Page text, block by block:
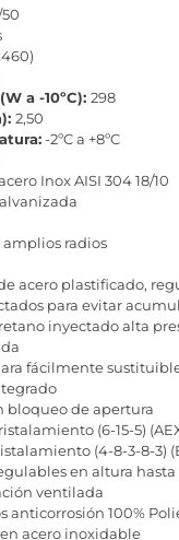
a -10ºC): 298
2,50
-2ºC a +8ºC
Inox AISI 304 18/10
radios
acero plastificado,
para evitar
inyectado alta
fácilmente
bloqueo de apertura
(6-15-5)
(4-8-3-8-3)
en altura
ventilada
anticorrosión 100%
acero inoxidable